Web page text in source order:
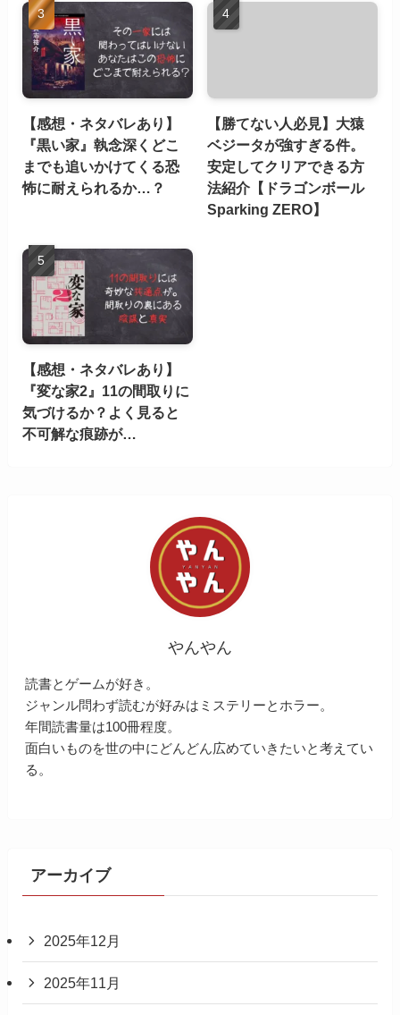
【感想・ネタバレあり】
『黒い家』執念深くどこ
までも追いかけてくる恐
怖に耐えられるか…？
【勝てない人必見】大猿
ベジータが強すぎる件。
安定してクリアできる方
法紹介【ドラゴンボール
Sparking ZERO】
【感想・ネタバレあり】
『変な家2』11の間取りに
気づけるか？よく見ると
不可解な痕跡が…
やんやん
読書とゲームが好き。
ジャンル問わず読むが好みはミステリーとホラー。
年間読書量は100冊程度。
面白いものを世の中にどんどん広めていきたいと考えてい
る。
アーカイブ
2025年12月
2025年11月